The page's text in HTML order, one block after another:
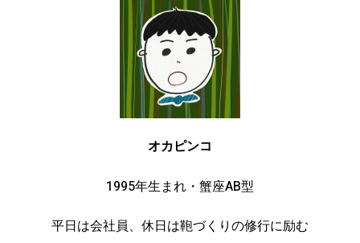
オカピンコ
1995年生まれ・蟹座AB型
平日は会社員、休日は鞄づくりの修行に励む